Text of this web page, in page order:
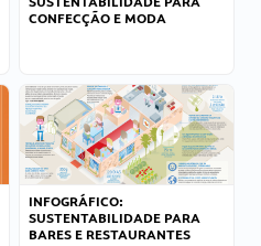
CONFECÇÃO E MODA
INFOGRÁFICO:
SUSTENTABILIDADE PARA
BARES E RESTAURANTES